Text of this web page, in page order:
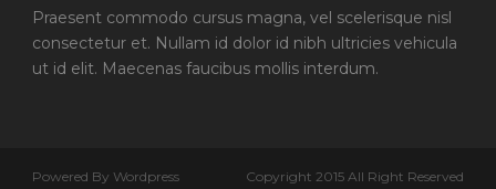
Praesent commodo cursus magna, vel scelerisque nisl
consectetur et. Nullam id dolor id nibh ultricies vehicula
ut id elit. Maecenas faucibus mollis interdum.
Powered By Wordpress Copyright 2015 All Right Reserved